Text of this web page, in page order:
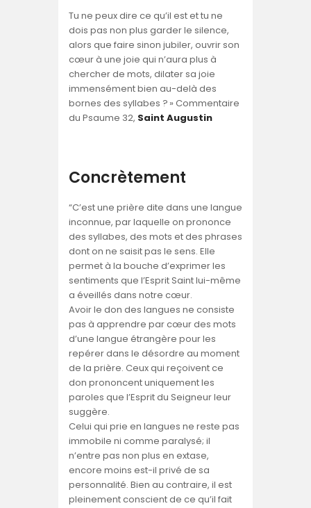
Tu ne peux dire ce qu’il est et tu ne
dois pas non plus garder le silence,
alors que faire sinon jubiler, ouvrir son
cœur à une joie qui n’aura plus à
chercher de mots, dilater sa joie
immensément bien au-delà des
bornes des syllabes ? » Commentaire
du Psaume 32, Saint Augustin
Concrètement
“C’est une prière dite dans une langue
inconnue, par laquelle on prononce
des syllabes, des mots et des phrases
dont on ne saisit pas le sens. Elle
permet à la bouche d’exprimer les
sentiments que l’Esprit Saint lui-même
a éveillés dans notre cœur.
Avoir le don des langues ne consiste
pas à apprendre par cœur des mots
d’une langue étrangère pour les
repérer dans le désordre au moment
de la prière. Ceux qui reçoivent ce
don prononcent uniquement les
paroles que l’Esprit du Seigneur leur
suggère.
Celui qui prie en langues ne reste pas
immobile ni comme paralysé; il
n’entre pas non plus en extase,
encore moins est-il privé de sa
personnalité. Bien au contraire, il est
pleinement conscient de ce qu’il fait